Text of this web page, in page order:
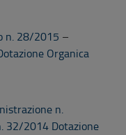
n. 28/2015 –
Organica
n.
32/2014 Dotazione